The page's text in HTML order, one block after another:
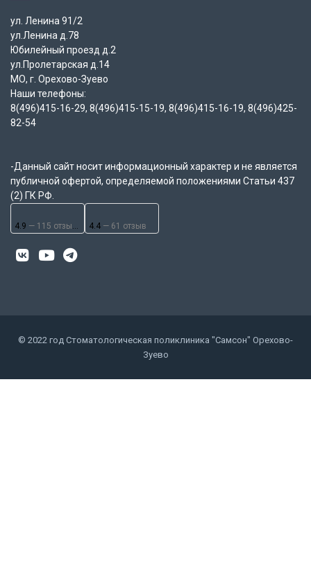
ул. Ленина 91/2
ул.Ленина д.78
Юбилейный проезд д.2
ул.Пролетарская д.14
МО, г. Орехово-Зуево
Наши телефоны:
8(496)415-16-29, 8(496)415-15-19, 8(496)415-16-19, 8(496)425-
82-54
-Данный сайт носит информационный характер и не является
публичной офертой, определяемой положениями Статьи 437
(2) ГК РФ.
4.9 — 115 отзывов 4.4 — 61 отзыв
© 2022 год Стоматологическая поликлиника "Самсон" Орехово-
Зуево